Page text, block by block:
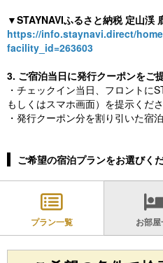
▼STAYNAVIふるさと納税 定山渓
https://info.staynavi.direct/
facility_id=263603
3. ご宿泊当日に発行クーポンをご
・チェックイン当日、フロントに
もしくはスマホ画面）を提示くださ
・発行クーポン分を割り引いた宿
ご希望の宿泊プランをお選びくだ
プラン一覧 お部